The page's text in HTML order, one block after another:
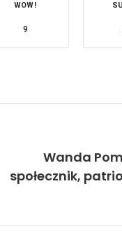
WOW!
9
Wanda
społecznik,